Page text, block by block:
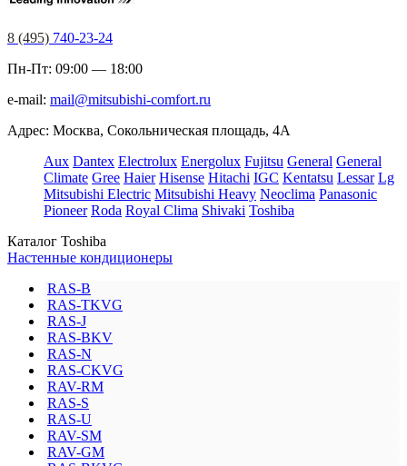
8 (495) 740-23-24
Пн-Пт: 09:00 — 18:00
e-mail: mail@mitsubishi-comfort.ru
Адрес: Москва, Сокольническая площадь, 4А
Aux Dantex Electrolux Energolux Fujitsu General General
Climate Gree Haier Hisense Hitachi IGC Kentatsu Lessar Lg
Mitsubishi Electric Mitsubishi Heavy Neoclima Panasonic
Pioneer Roda Royal Clima Shivaki Toshiba
Каталог Toshiba
Настенные кондиционеры
RAS-B
RAS-TKVG
RAS-J
RAS-BKV
RAS-N
RAS-CKVG
RAV-RM
RAS-S
RAS-U
RAV-SM
RAV-GM